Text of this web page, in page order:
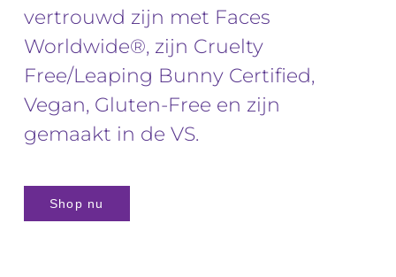
vertrouwd zijn met Faces
Worldwide®, zijn Cruelty
Free/Leaping Bunny Certified,
Vegan, Gluten-Free en zijn
gemaakt in de VS.
Shop nu